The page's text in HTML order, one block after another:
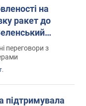
на
ракет до
переговори з
підтримувала